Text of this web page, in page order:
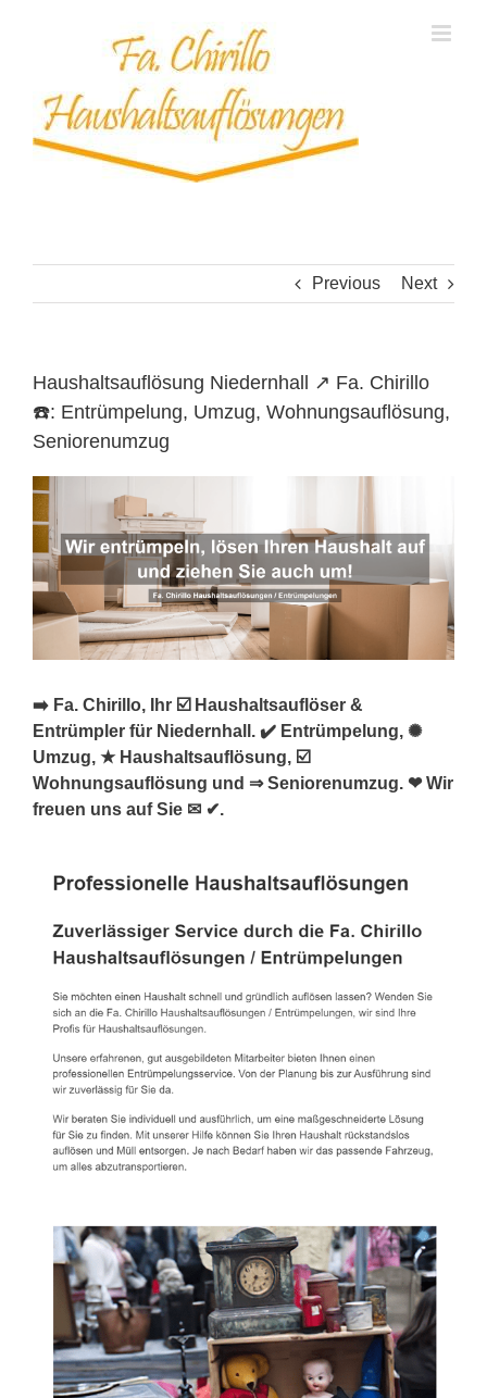
Previous Next
Haushaltsauflösung Niedernhall ↗️ Fa. Chirillo
☎️: Entrümpelung, Umzug, Wohnungsauflösung,
Seniorenumzug
➡️ Fa. Chirillo, Ihr ☑️ Haushaltsauflöser &
Entrümpler für Niedernhall. ✔️ Entrümpelung, ✺
Umzug, ★ Haushaltsauflösung, ☑️
Wohnungsauflösung und ⇒ Seniorenumzug. ❤ Wir
freuen uns auf Sie ✉ ✔.